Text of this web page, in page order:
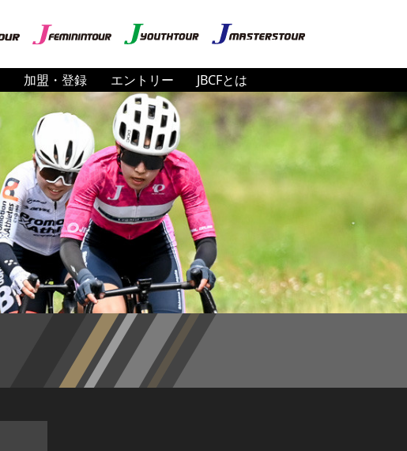
加盟・登録 エントリー JBCFとは